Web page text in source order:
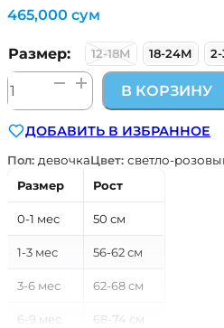
465,000 сум
Размер: 12-18М 18-24М
Количество
товара
стеганая
жилетка
капюшоном
светло-
розовая
В КОРЗИНУ
ДОБАВИТЬ В ИЗБРАННОЕ
Пол: девочкаЦвет: светло-
Размер
Рост
0-1 мес 50 см
1-3 мес 56-62 см
3-6 мес 62-68 см
6-9 мес 68-74 см